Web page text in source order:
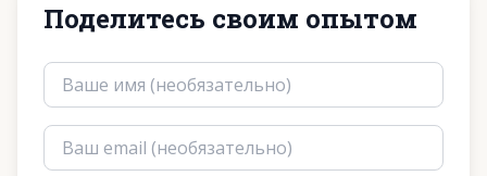
Поделитесь своим опытом